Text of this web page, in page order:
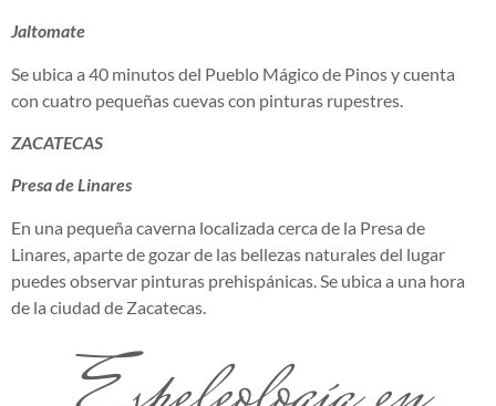
Jaltomate
Se ubica a 40 minutos del Pueblo Mágico de Pinos y cuenta
con cuatro pequeñas cuevas con pinturas rupestres.
ZACATECAS
Presa de Linares
En una pequeña caverna localizada cerca de la Presa de
Linares, aparte de gozar de las bellezas naturales del lugar
puedes observar pinturas prehispánicas. Se ubica a una hora
de la ciudad de Zacatecas.